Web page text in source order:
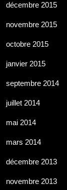
décembre 2015
novembre 2015
octobre 2015
janvier 2015
septembre 2014
juillet 2014
mai 2014
mars 2014
décembre 2013
novembre 2013